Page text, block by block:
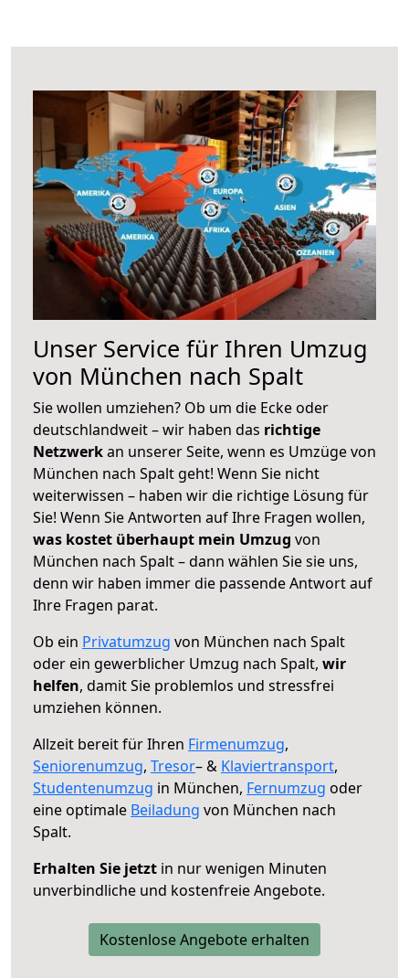
Unser Service für Ihren Umzug
von München nach Spalt
Sie wollen umziehen? Ob um die Ecke oder
deutschlandweit – wir haben das richtige
Netzwerkan unserer Seite, wenn es Umzüge von
München nach Spalt geht! Wenn Sie nicht
weiterwissen – haben wir die richtige Lösung für
Sie! Wenn Sie Antworten auf Ihre Fragen wollen,
was kostet überhaupt mein Umzug von
München nach Spalt – dann wählen Sie sie uns,
denn wir haben immer die passende Antwort auf
Ihre Fragen parat.
Ob ein Privatumzug von München nach Spalt
oder ein gewerblicher Umzug nach Spalt, wir
helfen, damit Sie problemlos und stressfrei
umziehen können.
Allzeit bereit für Ihren Firmenumzug,
Seniorenumzug, Tresor– & Klaviertransport,
Studentenumzug in München, Fernumzug oder
eine optimale Beiladung von München nach
Spalt.
Erhalten Sie jetzt in nur wenigen Minuten
unverbindliche und kostenfreie Angebote.
Kostenlose Angebote erhalten